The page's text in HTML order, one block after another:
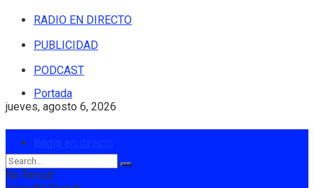
RADIO EN DIRECTO
PUBLICIDAD
PODCAST
jueves, agosto 6, 2026
Portada
No Result